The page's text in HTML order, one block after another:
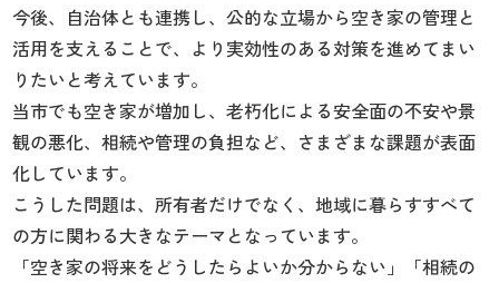
今後、自治体とも連携し、公的な立場から空き家の管理と
活用を支えることで、より実効性のある対策を進めてまい
りたいと考えています。
当市でも空き家が増加し、老朽化による安全面の不安や景
観の悪化、相続や管理の負担など、さまざまな課題が表面
化しています。
こうした問題は、所有者だけでなく、地域に暮らすすべて
の方に関わる大きなテーマとなっています。
「空き家の将来をどうしたらよいか分からない」「相続の